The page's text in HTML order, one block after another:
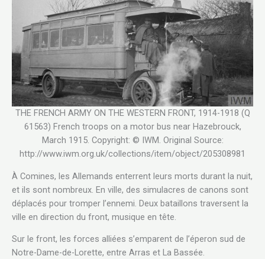
THE FRENCH ARMY ON THE WESTERN FRONT, 1914-1918 (Q
61563) French troops on a motor bus near Hazebrouck,
March 1915. Copyright: © IWM. Original Source:
http://www.iwm.org.uk/collections/item/object/205308981
À Comines, les Allemands enterrent leurs morts durant la nuit,
et ils sont nombreux. En ville, des simulacres de canons sont
déplacés pour tromper l’ennemi. Deux bataillons traversent la
ville en direction du front, musique en tête.
Sur le front, les forces alliées s’emparent de l’éperon sud de
Notre-Dame-de-Lorette, entre Arras et La Bassée.